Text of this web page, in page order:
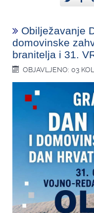
Obilježavanje
domovinske
branitelja i 31.
OBJAVLJENO: 03